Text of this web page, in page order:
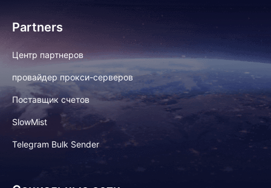
Partners
Центр партнеров
провайдер прокси-серверов
Поставщик счетов
SlowMist
Telegram Bulk Sender